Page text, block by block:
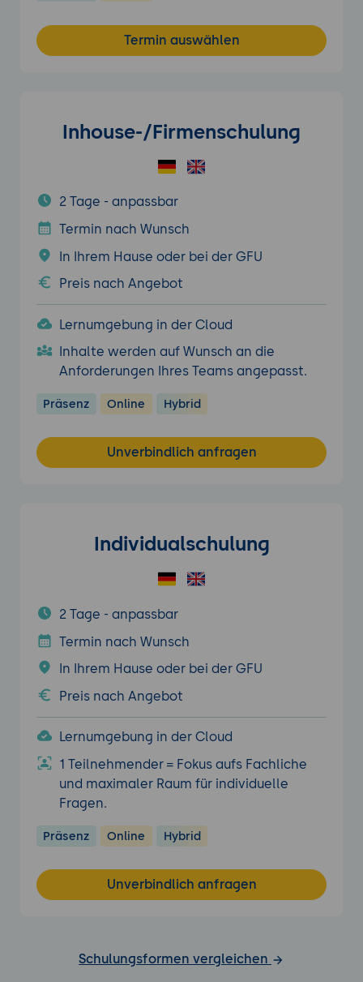
Termin auswählen
Inhouse-/Firmenschulung
2 Tage - anpassbar
Termin nach Wunsch
In Ihrem Hause oder bei der GFU
Preis nach Angebot
Lernumgebung in der Cloud
Inhalte werden auf Wunsch an die
Anforderungen Ihres Teams angepasst.
Präsenz Online Hybrid
Unverbindlich anfragen
Individualschulung
2 Tage - anpassbar
Termin nach Wunsch
In Ihrem Hause oder bei der GFU
Preis nach Angebot
Lernumgebung in der Cloud
1 Teilnehmender = Fokus aufs Fachliche
und maximaler Raum für individuelle
Fragen.
Präsenz Online Hybrid
Unverbindlich anfragen
Schulungsformen vergleichen